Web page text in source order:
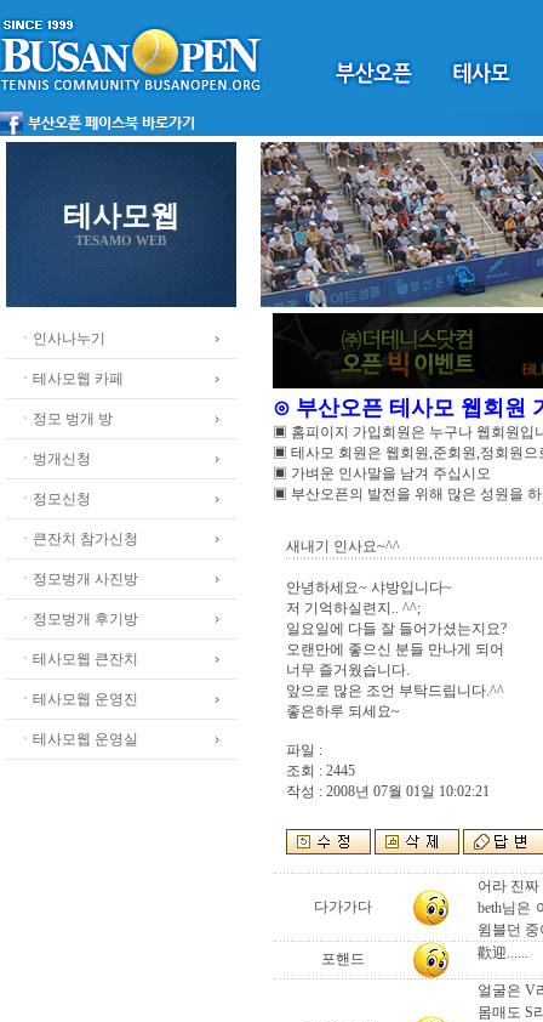
테사모웹
TESAMO WEB
ㆍ인사나누기
ㆍ테사모웹 카페
ㆍ정모 벙개 방
ㆍ벙개신청
ㆍ정모신청
ㆍ큰잔치 참가신청
ㆍ정모벙개 사진방
ㆍ정모벙개 후기방
ㆍ테사모웹 큰잔치
ㆍ테사모웹 운영진
ㆍ테사모웹 운영실
⊙ 부산오픈 테사모 웹회원
▣ 홈피이지 가입회원은 누구나 웹회원입
▣ 테사모 회원은 웹회원,준회원,정회원으
▣ 가벼운 인사말을 남겨 주십시오
▣ 부산오픈의 발전을 위해 많은 성원을
새내기 인사요~^^
안녕하세요~ 샤방입니다~
저 기억하실련지.. ^^;
일요일에 다들 잘 들어가셨는지요?
오랜만에 좋으신 분들 만나게 되어
너무 즐거웠습니다.
앞으로 많은 조언 부탁드립니다.^^
좋은하루 되세요~
파일 :
조회 : 2445
작성 : 2008년 07월 01일 10:02:21
다가가다
어라 진
beth님은
윔블던
포핸드
歡迎......
얼굴은 V
몸매도 S